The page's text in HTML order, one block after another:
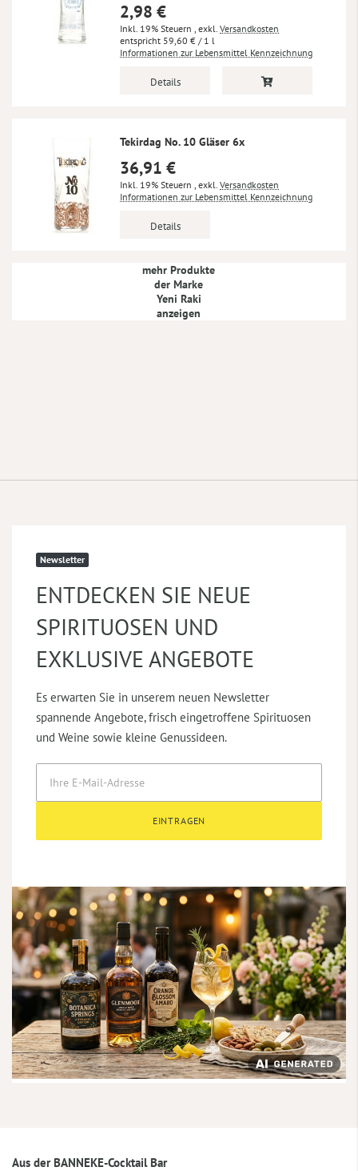
2,98 €
Inkl. 19% Steuern , exkl. Versandkosten
59,60 € / 1 l
Informationen zur Lebensmittel Kennzeichnung
Details
Tekirdag No. 10 Gläser 6x
36,91 €
Inkl. 19% Steuern , exkl. Versandkosten
Informationen zur Lebensmittel Kennzeichnung
Details
mehr Produkte
der Marke
Yeni Raki
anzeigen
Newsletter
ENTDECKEN SIE NEUE
SPIRITUOSEN UND
EXKLUSIVE ANGEBOTE
Es erwarten Sie in unserem neuen Newsletter
spannende Angebote, frisch eingetroffene Spirituosen
und Weine sowie kleine Genussideen.
EINTRAGEN
Aus der BANNEKE-Cocktail Bar